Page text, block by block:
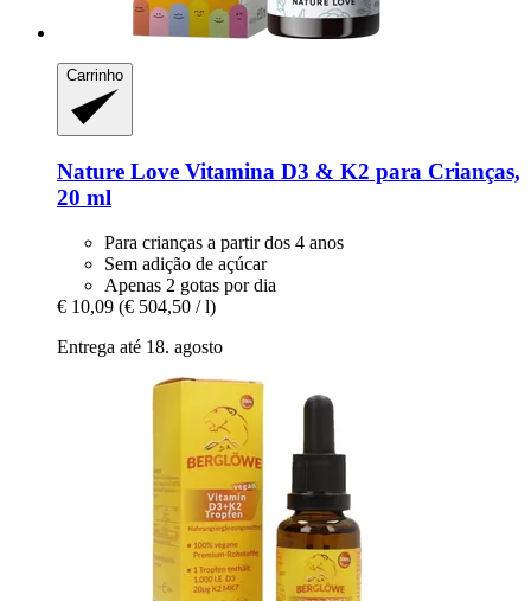
Carrinho
Nature Love Vitamina D3 & K2 para Crianças,
20 ml
Para crianças a partir dos 4 anos
Sem adição de açúcar
Apenas 2 gotas por dia
€ 10,09 (€ 504,50 / l)
Entrega até 18. agosto